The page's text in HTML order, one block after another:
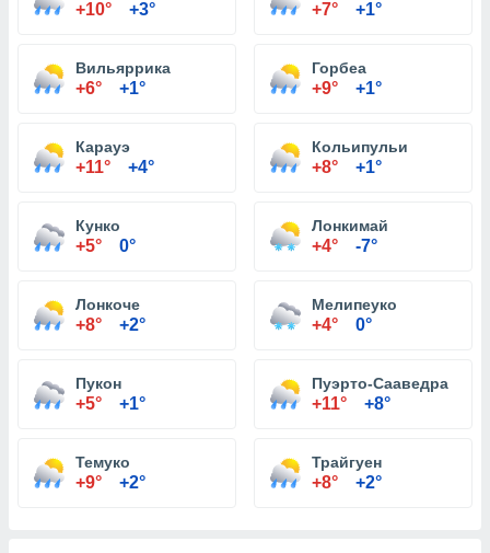
+10° +3° +7° +1°
Вильяррика
+6° +1°
Горбеа
+9° +1°
Карауэ
+11° +4°
Кольипульи
+8° +1°
Кунко
+5° 0°
Лонкимай
+4° -7°
Лонкоче
+8° +2°
Мелипеуко
+4° 0°
Пукон
+5° +1°
Пуэрто-Сааведра
+11° +8°
Темуко
+9° +2°
Трайгуен
+8° +2°